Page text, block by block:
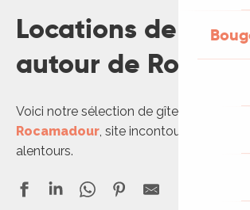
Locations de
autour de
Voici notre sélection de gîtes et
Rocamadour, site incontournable du
alentours.